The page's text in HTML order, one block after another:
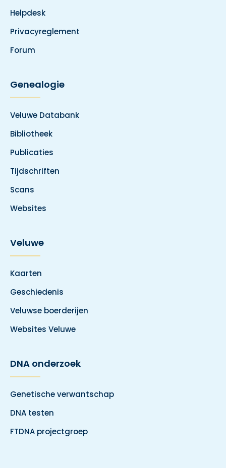
Helpdesk
Privacyreglement
Forum
Genealogie
Veluwe Databank
Bibliotheek
Publicaties
Tijdschriften
Scans
Websites
Veluwe
Kaarten
Geschiedenis
Veluwse boerderijen
Websites Veluwe
DNA onderzoek
Genetische verwantschap
DNA testen
FTDNA projectgroep